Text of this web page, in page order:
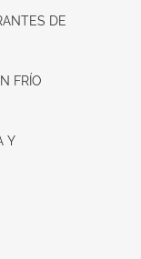
DE
FRÍO
Y